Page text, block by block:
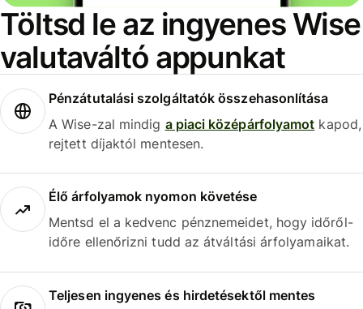
Töltsd le az ingyenes Wise
valutaváltó appunkat
Pénzátutalási szolgáltatók összehasonlítása
A Wise-zal mindig a piaci középárfolyamot kapod,
rejtett díjaktól mentesen.
Élő árfolyamok nyomon követése
Mentsd el a kedvenc pénznemeidet, hogy időről-
időre ellenőrizni tudd az átváltási árfolyamaikat.
Teljesen ingyenes és hirdetésektől mentes